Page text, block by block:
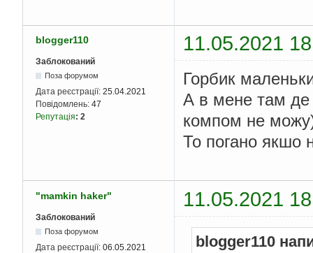
blogger110 11.05.2021
Заблокований
Поза форумом
Дата реєстрації: 25.04.2021
Повідомлень: 47
Репутація: 2
Горбик
А в мене там де
компом не
То погано якшо
"mamkin haker" 11.05.2021
Заблокований
Поза форумом
Дата реєстрації: 06.05.2021
blogger110